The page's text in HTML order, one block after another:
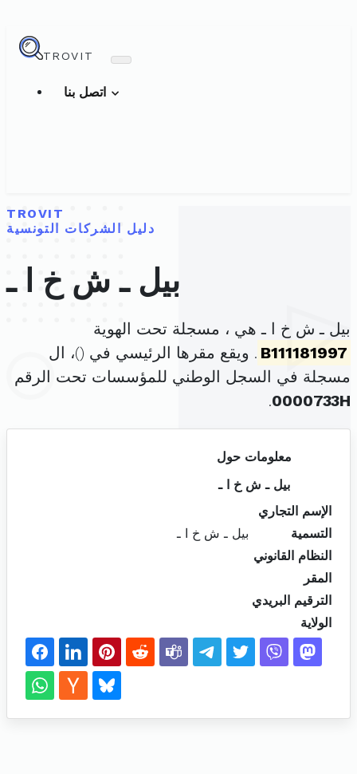
TROVIT
TROVIT
دليل الشركات التونسية
بيل ـ ش خ ا ـ
بيل ـ ش خ ا ـ هي ، مسجلة تحت الهوية
B111181997 . ويقع مقرها الرئيسي في ()، ال
مسجلة في السجل الوطني للمؤسسات تحت الرقم
0000733H
.
معلومات حول
بيل ـ ش خ ا ـ
الإسم التجاري
التسمية
بيل ـ ش خ ا ـ
النظام القانوني
المقر
الترقيم البريدي
الولاية